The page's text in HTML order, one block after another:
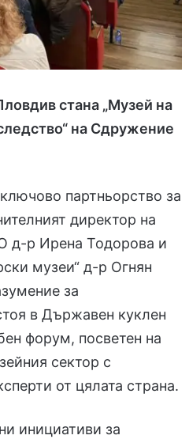
стана „Музей на
на Сдружение
партньорство за
директор на
д-р Ирена Тодорова и
музеи“ д-р Огнян
за
в Държавен куклен
форум, посветен на
сектор с
от цялата страна.
инициативи за